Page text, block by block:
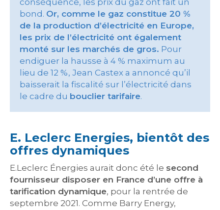
conséquence, les prix du gaz ont fait un
bond. Or, comme le gaz constitue 20 %
de la production d’électricité en Europe,
les prix de l’électricité ont également
monté sur les marchés de gros. Pour
endiguer la hausse à 4 % maximum au
lieu de 12 %, Jean Castex a annoncé qu’il
baisserait la fiscalité sur l’électricité dans
le cadre du bouclier tarifaire.
E. Leclerc Energies, bientôt des
offres dynamiques
E.Leclerc Énergies aurait donc été le second
fournisseur disposer en France d’une offre à
tarification dynamique, pour la rentrée de
septembre 2021. Comme Barry Energy,